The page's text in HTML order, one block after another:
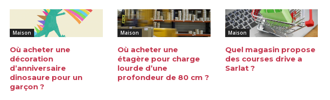
Maison
Où acheter une
décoration
d’anniversaire
dinosaure pour un
garçon ?
Maison
Où acheter une
étagère pour charge
lourde d’une
profondeur de 80 cm ?
Maison
Quel magasin propose
des courses drive a
Sarlat ?